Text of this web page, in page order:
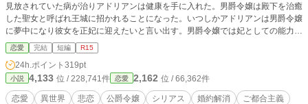
見放されていた病が治りアドリアンは健康を手に入れた。男爵令嬢は殿下を治癒
した聖女と呼ばれ王城に招かれることになった。いつしかアドリアンは男爵令嬢
に夢中になり彼女を正妃に迎えたいと言い出す。男爵令嬢では妃としての能力に
問題がある。だからシエナには側室として彼女を支えてほしいと言われた。シエ
ナは今までの献身と恋心を踏み躙られた絶望で彼らの目の前で自身の胸を短剣で
刺した…………。（全13話）
恋愛 完結 短編 R15
24h.ポイント 319pt
小説 4,133 位 / 228,741件 恋愛 2,162 位 / 66,362件
恋愛 異世界 悲恋 公爵令嬢 シリアス 婚約解消 ご都合主義